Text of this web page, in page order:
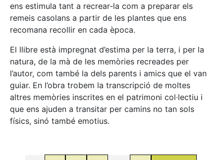
ens estimula tant a recrear-la com a preparar els
remeis casolans a partir de les plantes que ens
recomana recollir en cada època.
El llibre està impregnat d’estima per la terra, i per la
natura, de la mà de les memòries recreades per
l’autor, com també la dels parents i amics que el van
guiar. En l’obra trobem la transcripció de moltes
altres memòries inscrites en el patrimoni col·lectiu i
que ens ajuden a transitar per camins no tan sols
físics, sinó també emotius.